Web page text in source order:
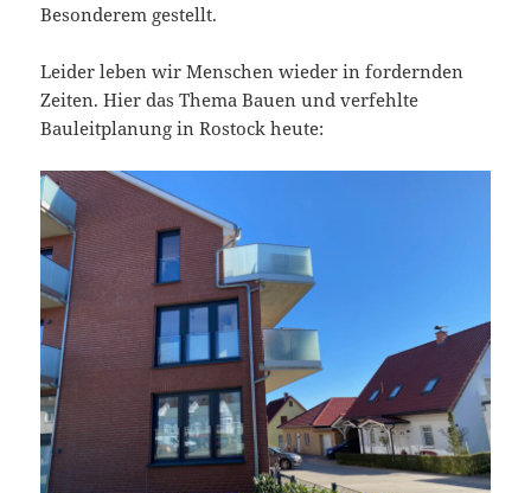
Besonderem gestellt.
Leider leben wir Menschen wieder in fordernden
Zeiten. Hier das Thema Bauen und verfehlte
Bauleitplanung in Rostock heute: